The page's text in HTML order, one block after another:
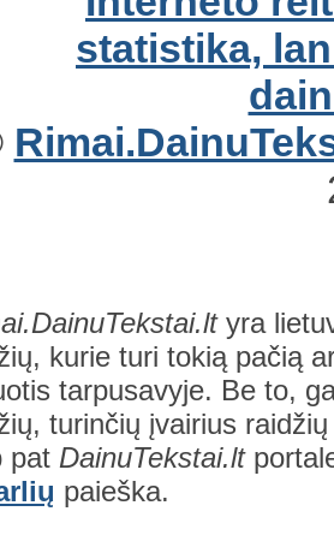
yra
kurie turi tokią pačią
tarpusavyje. Be to,
turinčių įvairius
pat DainuTekstai.lt
paieška.